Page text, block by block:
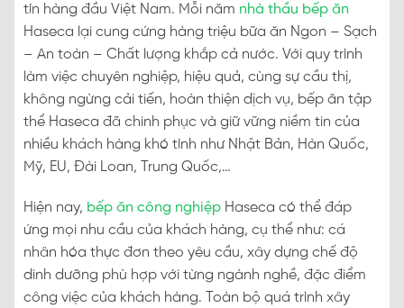
tín hàng đầu Việt Nam. Mỗi năm nhà thầu bếp ăn
Haseca lại cung cứng hàng triệu bữa ăn Ngon – Sạch
– An toàn – Chất lượng khắp cả nước. Với quy trình
làm việc chuyên nghiệp, hiệu quả, cùng sự cầu thị,
không ngừng cải tiến, hoàn thiện dịch vụ, bếp ăn tập
thể Haseca đã chinh phục và giữ vững niềm tin của
nhiều khách hàng khó tính như Nhật Bản, Hàn Quốc,
Mỹ, EU, Đài Loan, Trung Quốc,…
Hiện nay, bếp ăn công nghiệp Haseca có thể đáp
ứng mọi nhu cầu của khách hàng, cụ thể như: cá
nhân hóa thực đơn theo yêu cầu, xây dựng chế độ
dinh dưỡng phù hợp với từng ngành nghề, đặc điểm
công việc của khách hàng. Toàn bộ quá trình xây